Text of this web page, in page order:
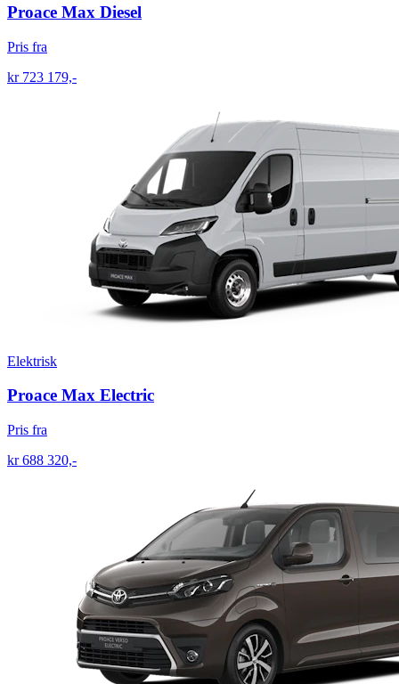
Proace Max Diesel
Pris fra
kr 723 179,-
Elektrisk
Proace Max Electric
Pris fra
kr 688 320,-